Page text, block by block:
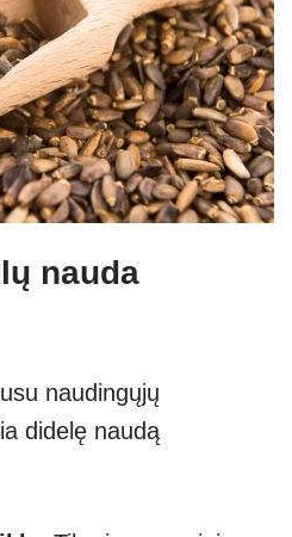
nauda
naudingųjų
didelę naudą